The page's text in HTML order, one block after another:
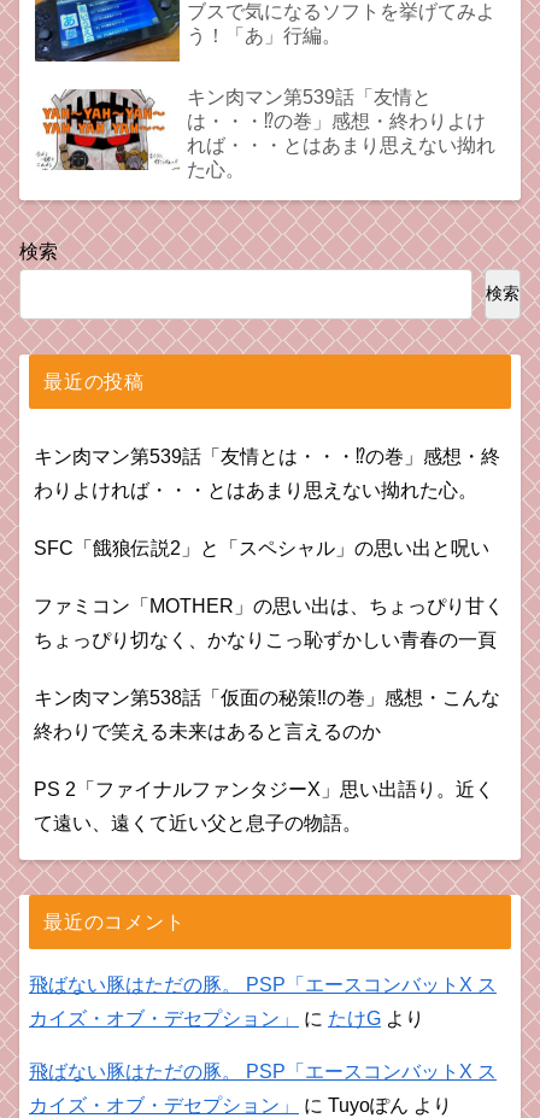
ブスで気になるソフトを挙げてみよ
う！「あ」行編。
キン肉マン第539話「友情と
は・・・⁉︎の巻」感想・終わりよけ
れば・・・とはあまり思えない拗れ
た心。
検索
検索
最近の投稿
キン肉マン第539話「友情とは・・・⁉︎の巻」感想・終
わりよければ・・・とはあまり思えない拗れた心。
SFC「餓狼伝説2」と「スペシャル」の思い出と呪い
ファミコン「MOTHER」の思い出は、ちょっぴり甘く
ちょっぴり切なく、かなりこっ恥ずかしい青春の一頁
キン肉マン第538話「仮面の秘策‼︎の巻」感想・こんな
終わりで笑える未来はあると言えるのか
PS 2「ファイナルファンタジーX」思い出語り。近く
て遠い、遠くて近い父と息子の物語。
最近のコメント
飛ばない豚はただの豚。 PSP「エースコンバットX ス
カイズ・オブ・デセプション」
に たけG より
飛ばない豚はただの豚。 PSP「エースコンバットX ス
カイズ・オブ・デセプション」
に Tuyoぽん より